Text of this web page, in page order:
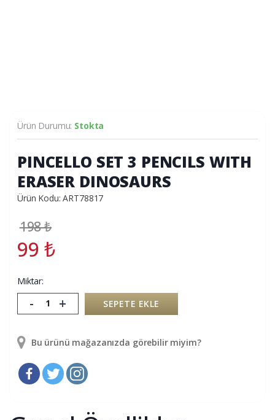
Ürün Durumu: Stokta
PINCELLO SET 3 PENCILS WITH
ERASER DINOSAURS
Ürün Kodu: ART78817
198₺
99 ₺
Miktar:
- + SEPETE EKLE
Bu ürünü mağazanızda görebilir miyim?